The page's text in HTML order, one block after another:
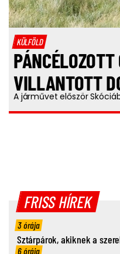
KÜLFÖLD
VILLANTOTT
A járművet először
FRISS HÍREK
3 órája
Sztárpárok, akiknek a
6 órája